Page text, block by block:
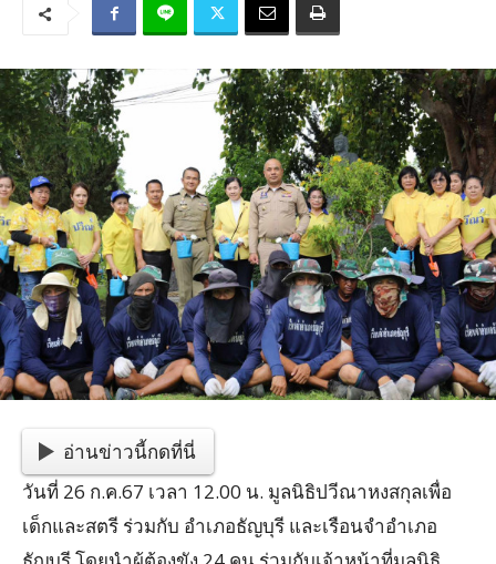
อ่านข่าวนี้กดที่นี่
วันที่ 26 ก.ค.67 เวลา 12.00 น. มูลนิธิปวีณาหงสกุลเพื่อ
เด็กและสตรี ร่วมกับ อำเภอธัญบุรี และเรือนจำอำเภอ